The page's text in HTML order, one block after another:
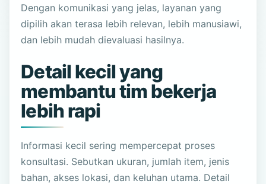
Dengan komunikasi yang jelas, layanan yang
dipilih akan terasa lebih relevan, lebih manusiawi,
dan lebih mudah dievaluasi hasilnya.
Detail kecil yang
membantu tim bekerja
lebih rapi
Informasi kecil sering mempercepat proses
konsultasi. Sebutkan ukuran, jumlah item, jenis
bahan, akses lokasi, dan keluhan utama. Detail